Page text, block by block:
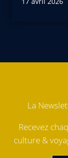
La
Recevez
culture &